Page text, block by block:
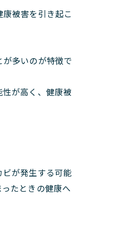
被害を引き起こ
多いのが特徴で
が高く、健康被
が発生する可能
たときの健康へ